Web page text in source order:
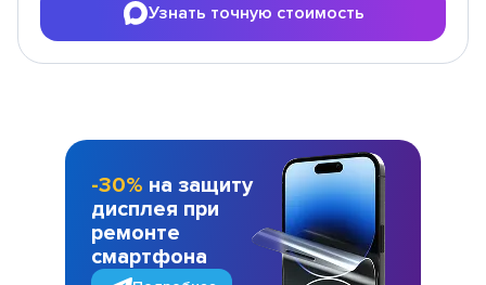
Узнать точную стоимость
-30% на защиту
дисплея при
ремонте
смартфона